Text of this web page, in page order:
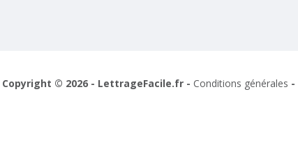
Copyright © 2026 - LettrageFacile.fr - Conditions générales -